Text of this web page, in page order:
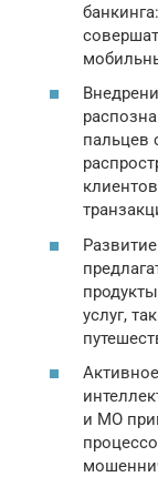
пальцев
услуг,
и МО